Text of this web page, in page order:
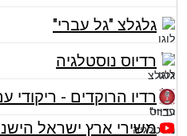
גלגלצ "גל עברי"
רדיוס נוסטלגיה
רדיו הרוקדים - ריקודי עם
משירי ארץ ישראל הישנה